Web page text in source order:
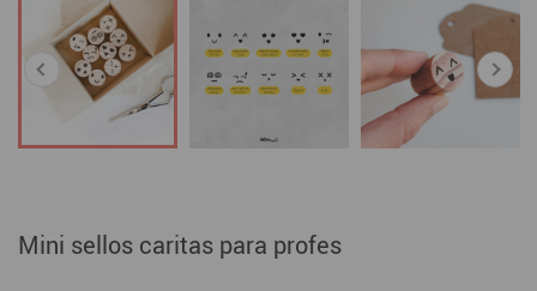
Mini sellos caritas para profes